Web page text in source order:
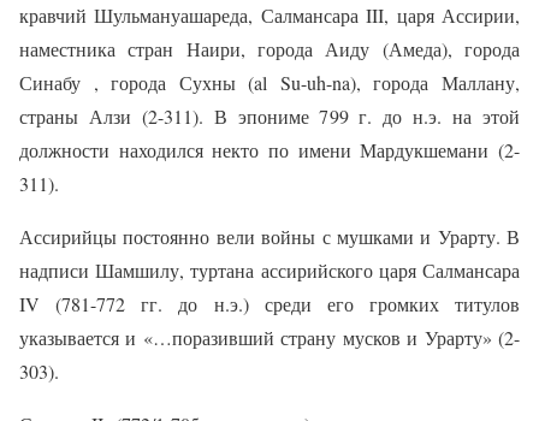
кравчий Шульмануашареда, Салмансара III, царя Ассирии,
наместника стран Наири, города Аиду (Амеда), города
Синабу , города Сухны (al Su-uh-na), города Маллану,
страны Алзи (2-311). В эпониме 799 г. до н.э. на этой
должности находился некто по имени Мардукшемани (2-
311).
Ассирийцы постоянно вели войны с мушками и Урарту. В
надписи Шамшилу, туртана ассирийского царя Салмансара
IV (781-772 гг. до н.э.) среди его громких титулов
указывается и «…поразивший страну мусков и Урарту» (2-
303).